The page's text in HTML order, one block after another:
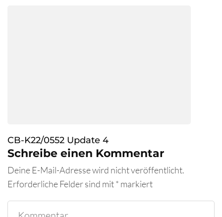
CB-K22/0552 Update 4
Schreibe einen Kommentar
Deine E-Mail-Adresse wird nicht veröffentlicht.
Erforderliche Felder sind mit* markiert